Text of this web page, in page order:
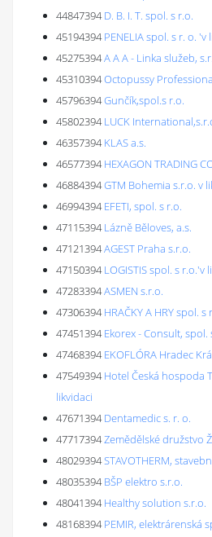
44847394 D. B. I. T. spol. s r.o.
45194394 PENELIA spol. s r. o. 'v
45275394A A A - Linka služeb,
45310394Octopussy
45796394Gunčík,spol.s r.o.
45802394 LUCK
46357394 KLAS a.s.
46577394 HEXAGON TRADING
46884394GTM Bohemia s.r.o. v
46994394 EFETI, spol. s r.o.
47115394 Lázně Běloves, a.s.
47121394AGEST Praha s.r.o.
47150394 LOGISTIS spol. s r.o.'v
47283394ASMEN s.r.o.
47306394 HRAČKY A HRY spol. s
47451394 Ekorex - Consult, spol.
47468394 EKOFLÓRA Hradec
47549394 Hotel Česká hospoda
likvidaci
47671394 Dentamedic s. r. o.
47717394Zemědělské družstvo
48029394STAVOTHERM,
48035394 BŠP elektro s.r.o.
48041394 Healthy solution s.r.o.
48168394 PEMIR, elektrárenská